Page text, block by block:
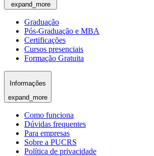
expand_more
Graduação
Pós-Graduação e MBA
Certificações
Cursos presenciais
Formação Gratuita
Informações
expand_more
Como funciona
Dúvidas frequentes
Para empresas
Sobre a PUCRS
Política de privacidade